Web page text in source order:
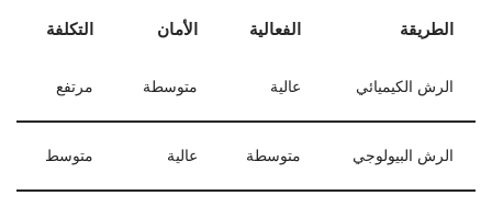
الطريقة الفعالية الأمان التكلفة
الرش الكيميائي عالية متوسطة مرتفع
الرش البيولوجي متوسطة عالية متوسط